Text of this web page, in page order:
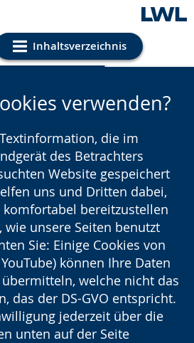
Inhaltsverzeichnis
Einstellungen
verwenden?
die im
des Betrachters
Website gespeichert
uns und Dritten dabei,
bereitzustellen
wie unsere Seiten benutzt
Sie: Einige Cookies von
können Ihre Daten
welche nicht das
das der DS-GVO entspricht.
jederzeit über die
unten auf der Seite